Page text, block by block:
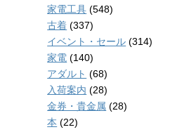
家電工具 (548)
古着 (337)
イベント・セール (314)
家電 (140)
アダルト (68)
入荷案内 (28)
金券・貴金属 (28)
本 (22)